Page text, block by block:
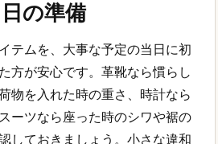
ジです。
計はビジネスで使える？スーツ
方を検討するときは、ひとつの
るのではなく、使う場面、手持
手からの見え方を分けて考える